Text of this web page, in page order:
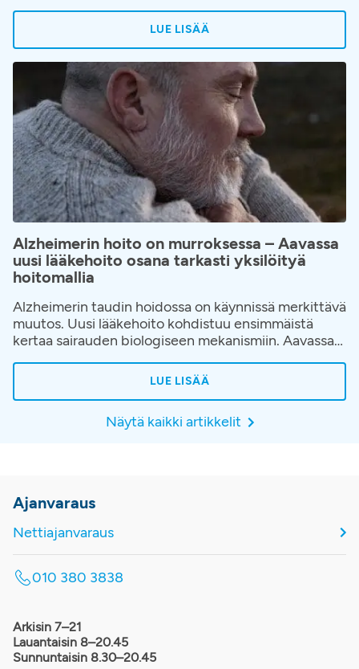
kävelyn hankaloituminen hyväksytään helposti
Aavaan on avattu kävelyklinikka, jonne voi hakeutua
ilman lähetettä, kun kävely on alkanut rajoittaa
elämää.
LUE LISÄÄ
Alzheimerin hoito on murroksessa – Aavassa
uusi lääkehoito osana tarkasti yksilöityä
hoitomallia
Alzheimerin taudin hoidossa on käynnissä merkittävä
muutos. Uusi lääkehoito kohdistuu ensimmäistä
kertaa sairauden biologiseen mekanismiin. Aavassa
hoitopolkua, jossa korostuvat oikea-aikainen
LUE LISÄÄ
Näytä kaikki artikkelit
Ajanvaraus
Nettiajanvaraus
010 380 3838
Arkisin 7–21
Lauantaisin 8–20.45
Sunnuntaisin 8.30–20.45